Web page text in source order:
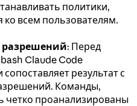
политики,
всем пользователям.
разрешений: Перед
Claude Code
сопоставляет результат с
Команды,
четко проанализированы